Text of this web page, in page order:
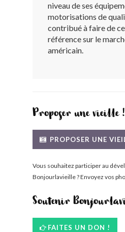
MODÈLES
niveau de ses
motorisations de
contribué à faire de
référence sur le
américain.
Proposer une vieille !
PROPOSER UNE
Vous souhaitez participer au
Bonjourlavieille ? Envoyez vos
Soutenir
FAITES UN DON !